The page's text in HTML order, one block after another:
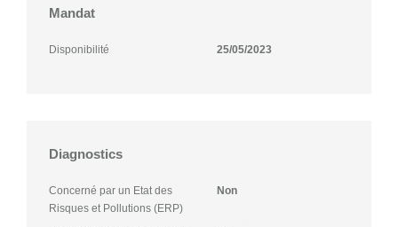
Mandat
Disponibilité 25/05/2023
Diagnostics
Concerné par un Etat des
Risques et Pollutions (ERP)
Non